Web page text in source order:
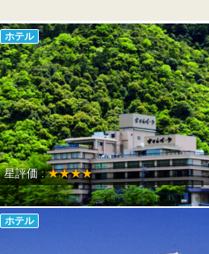
ホテル
星評価 :★★★★
ホテル